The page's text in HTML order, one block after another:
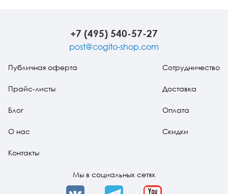
+7 (495) 540-57-27
post@cogito-shop.com
Публичная оферта
Прайс-листы
Блог
О нас
Контакты
Сотрудничество
Доставка
Оплата
Скидки
Мы в социальных сетях